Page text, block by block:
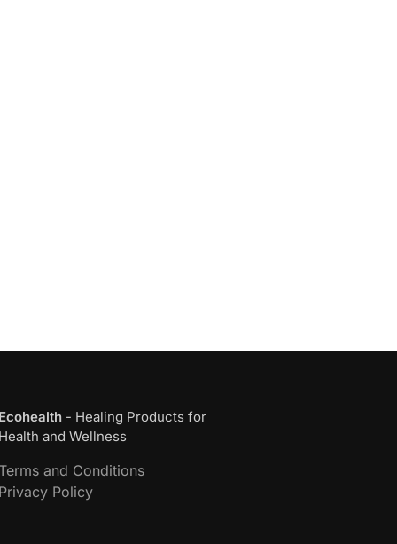
- Healing Products for
and Wellness
and Conditions
Policy